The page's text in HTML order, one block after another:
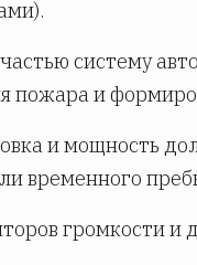
систему
и
и мощность
временного
громкости и